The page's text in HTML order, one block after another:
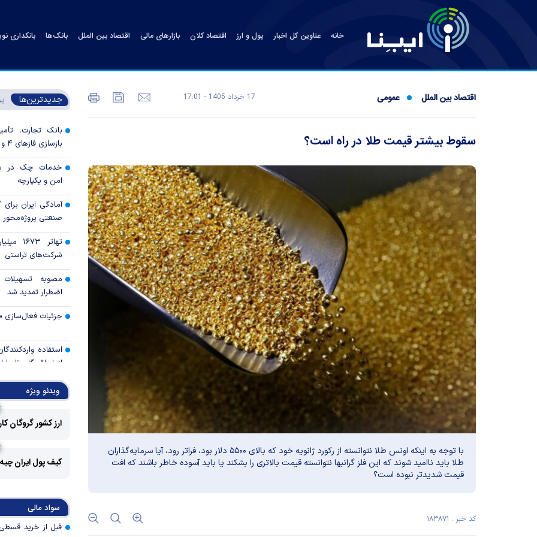
خانه عناوین کل اخبار پول و ارز اقتصاد کلان بازارهای مالی اقتصاد بین الملل بانک‌ها بانکداری
اقتصاد بین الملل عمومی 17 خرداد 1405 - 17:01
سقوط بیشتر قیمت طلا در راه است؟
با توجه به اینکه اونس طلا نتوانسته از رکورد ژانویه خود که بالای ۵۵۰۰ دلار بود، فراتر رود، آیا سرمایه‌گذاران
طلا باید ناامید شوند که این فلز گرانبها نتوانسته قیمت بالاتری را بشکند یا باید آسوده خاطر باشند که افت
قیمت شدیدتر نبوده است؟
کد خبر : ۱۸۳۸۷۱
جدیدترین‌ها
بانک تجارت،
بازسازی فاز‌های ۴ و ۵ پارس جنوبی
خدمات چک در
امن و یکپارچه
آمادگی ایران
صنعتی
تهاتر
شرکت‌های تراستی
مصوبه
اضطرار تمدید شد
جزئیات فعال‌سازی
استفاده
رالی وال‌استریت،
جهان با
پروژه‌ها در اولویت
اولویت‌های
اقتصاد جنگی
ویدئو ویژه
ارز کشور گروگان
کیف پول ایران
سواد مالی